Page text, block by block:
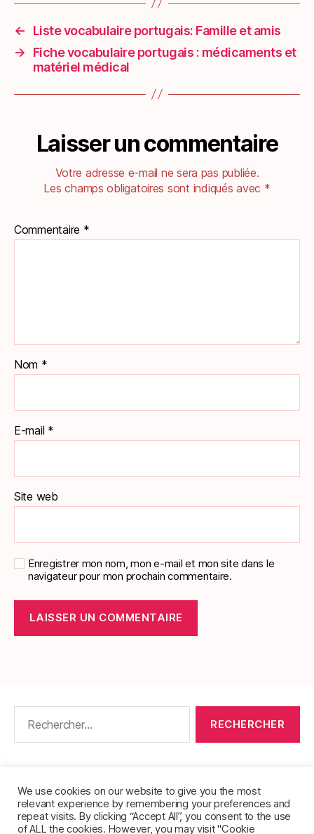
←
Liste vocabulaire portugais: Famille et amis
→
Fiche vocabulaire portugais : médicaments et
matériel médical
Laisser un commentaire
Votre adresse e-mail ne sera pas publiée.
Les champs obligatoires sont indiqués avec *
Commentaire *
Nom *
E-mail *
Site web
Enregistrer mon nom, mon e-mail et mon site dans le
navigateur pour mon prochain commentaire.
À PROPOS•MENTIONS LÉGALES•
POLITIQUE DE CONFIDENTIALITÉ
We use cookies on our website to give you the most
relevant experience by remembering your preferences and
repeat visits. By clicking “Accept All”, you consent to the use
of ALL the cookies. However, you may visit "Cookie